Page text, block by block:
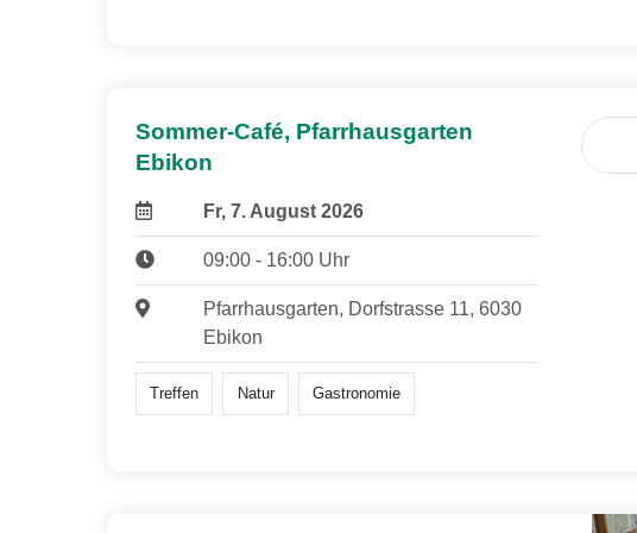
Sommer-Café, Pfarrhausgarten
Ebikon
Fr, 7. August 2026
09:00 - 16:00 Uhr
Pfarrhausgarten, Dorfstrasse 11, 6030
Ebikon
Treffen Natur Gastronomie